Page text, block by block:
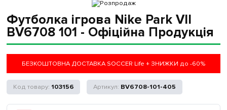
Футболка ігрова Nike Park VII
BV6708 101 - Офіційна Продукція
БЕЗКОШТОВНА ДОСТАВКА SOCCER Life + ЗНИЖКИ до -60%
103156 BV6708-101-405